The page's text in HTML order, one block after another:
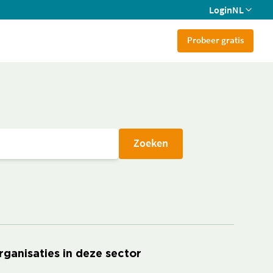
LoginNL
Probeer gratis
Zoeken
in deze sector